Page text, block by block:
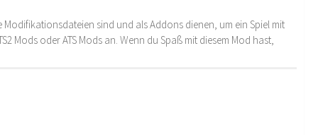
sind und als Addons dienen, um ein Spiel mit
Mods oder ATS Mods an. Wenn du Spaß mit diesem Mod hast,